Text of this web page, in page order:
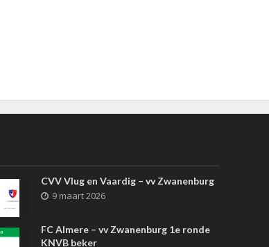
CVV Vlug en Vaardig – vv Zwanenburg
9 maart 2026
FC Almere – vv Zwanenburg 1e ronde
KNVB beker